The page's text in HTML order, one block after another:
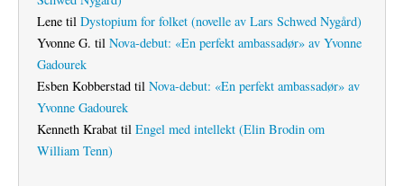
Lene til Dystopium for folket (novelle av Lars Schwed Nygård)
Yvonne G. til Nova-debut: «En perfekt ambassadør» av Yvonne
Gadourek
Esben Kobberstad til Nova-debut: «En perfekt ambassadør» av
Yvonne Gadourek
Kenneth Krabat til Engel med intellekt (Elin Brodin om
William Tenn)